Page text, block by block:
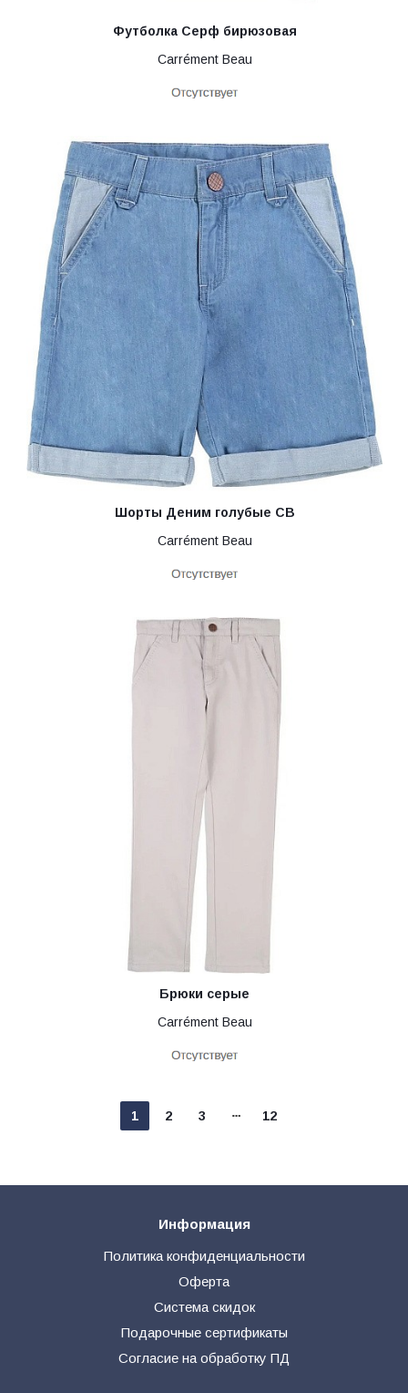
Футболка Серф бирюзовая
Carrément Beau
Шорты Деним голубые CB
Carrément Beau
Брюки серые
Carrément Beau
1 2 3 12
Информация
Политика конфиденциальности
Оферта
Система скидок
Подарочные сертификаты
Согласие на обработку ПД